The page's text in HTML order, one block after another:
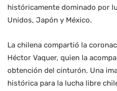
históricamente dominado por
Unidos, Japón y México.
La chilena compartió la
Héctor Vaquer, quien la
obtención del cinturón. Una
histórica para la lucha libre